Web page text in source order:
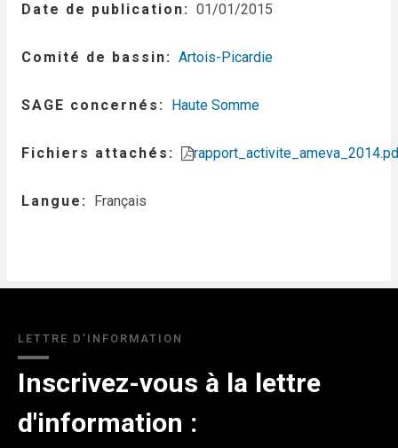
Date de publication 01/01/2015
Comité de bassin Artois-Picardie
SAGE concernés Haute Somme
Fichiers attachés
Langue Français
LETTRE D'INFORMATION
Inscrivez-vous à la lettre
d'information :